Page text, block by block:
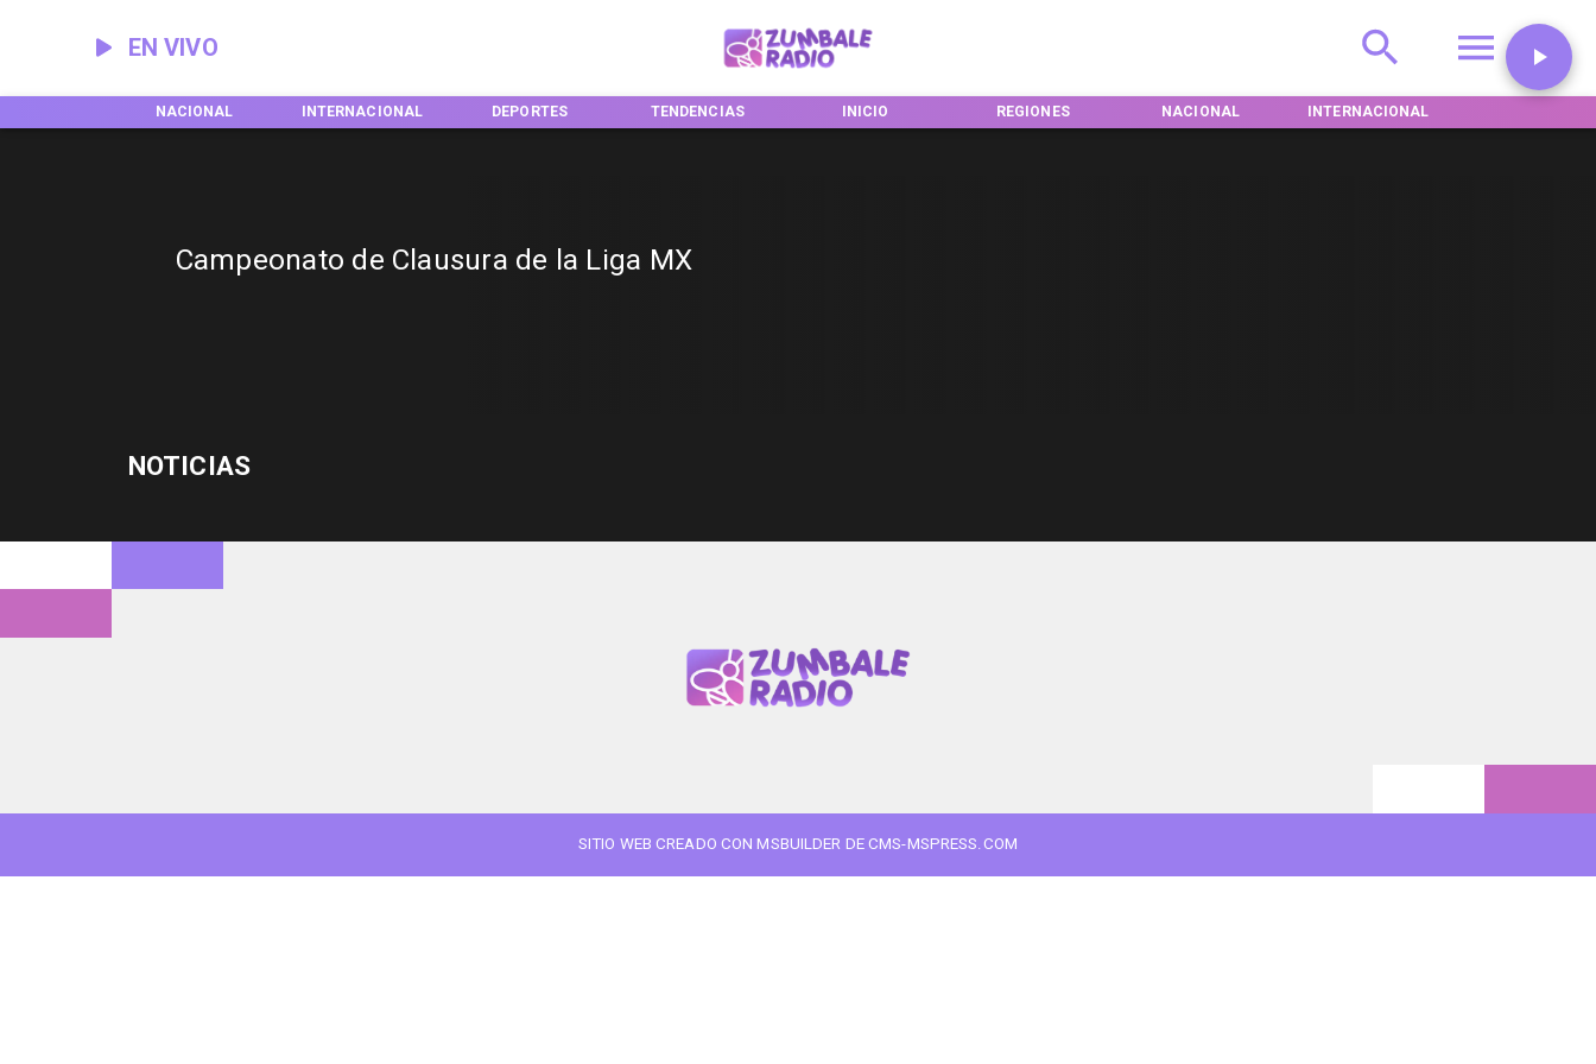
EN VIVO
NACIONAL INTERNACIONAL DEPORTES TENDENCIAS INICIO REGIONES NACIONAL INTERNACIONAL
Campeonato de Clausura de la Liga MX
NOTICIAS
SITIO WEB CREADO CON MSBUILDER DE CMS-MSPRESS.COM